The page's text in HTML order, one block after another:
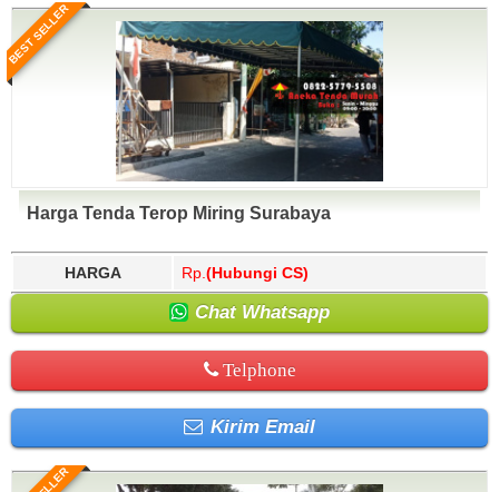
BEST SELLER
Harga Tenda Terop Miring Surabaya
HARGA Rp. (Hubungi CS)
Chat Whatsapp
Telphone
Kirim Email